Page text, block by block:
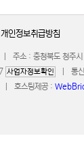
개인정보취급방침
소 : 충청북도 청주시
사업자정보확인
| 통신
| 호스팅제공 :